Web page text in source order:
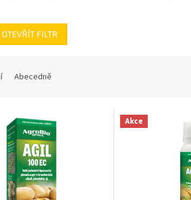
OTEVŘÍT FILTR
Abecedně
Akce